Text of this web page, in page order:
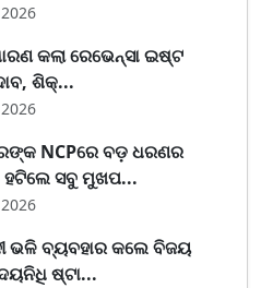
କଲା ରେଭେନ୍ସା ଇଷ୍ଟ
ଶିକ୍...
NCPରେ ବଡ଼ ଧରଣର
ସବୁ ମୁଖପ...
ଭଳି ବ୍ୟବହାର କଲେ ବିଜୟ
ଷ୍ଟା...